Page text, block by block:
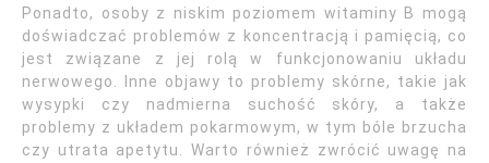
Ponadto, osoby z niskim poziomem witaminy B mogą
doświadczać problemów z koncentracją i pamięcią, co
jest związane z jej rolą w funkcjonowaniu układu
nerwowego. Inne objawy to problemy skórne, takie jak
wysypki czy nadmierna suchość skóry, a także
problemy z układem pokarmowym, w tym bóle brzucha
czy utrata apetytu. Warto również zwrócić uwagę na